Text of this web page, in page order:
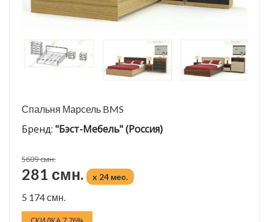
Спальня Марсель BMS
Бренд: "Бэст-Мебель" (Россия)
5609 смн.
281 смн. x 24 мес.
5 174 смн.